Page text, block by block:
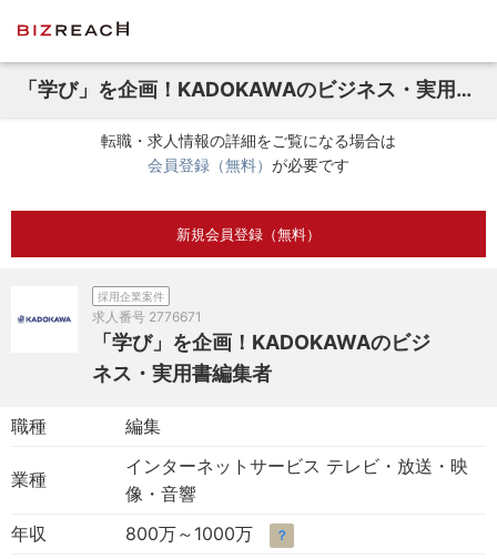
「学び」を企画！KADOKAWAのビジネス・実用書編集者
転職・求人情報の詳細をご覧になる場合は
会員登録（無料） が必要です
新規会員登録（無料）
採用企業案件
求人番号 2776671
「学び」を企画！KADOKAWAのビジ
ネス・実用書編集者
職種 編集
業種
インターネットサービス テレビ・放送・映
像・音響
年収
800万～1000万 ？